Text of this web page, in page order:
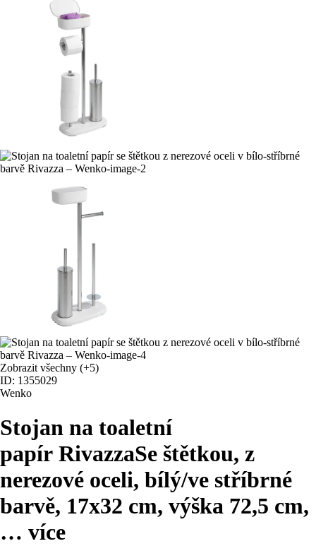
Zobrazit všechny (+5)
ID: 1355029
Wenko
Stojan na toaletní
papír RivazzaSe štětkou, z
nerezové oceli, bílý/ve stříbrné
barvě, 17x32 cm, výška 72,5 cm,
… více